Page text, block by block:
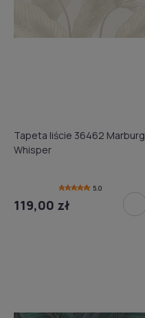
Tapeta liście 36462 Marburg
Whisper
5.0
119,00 zł